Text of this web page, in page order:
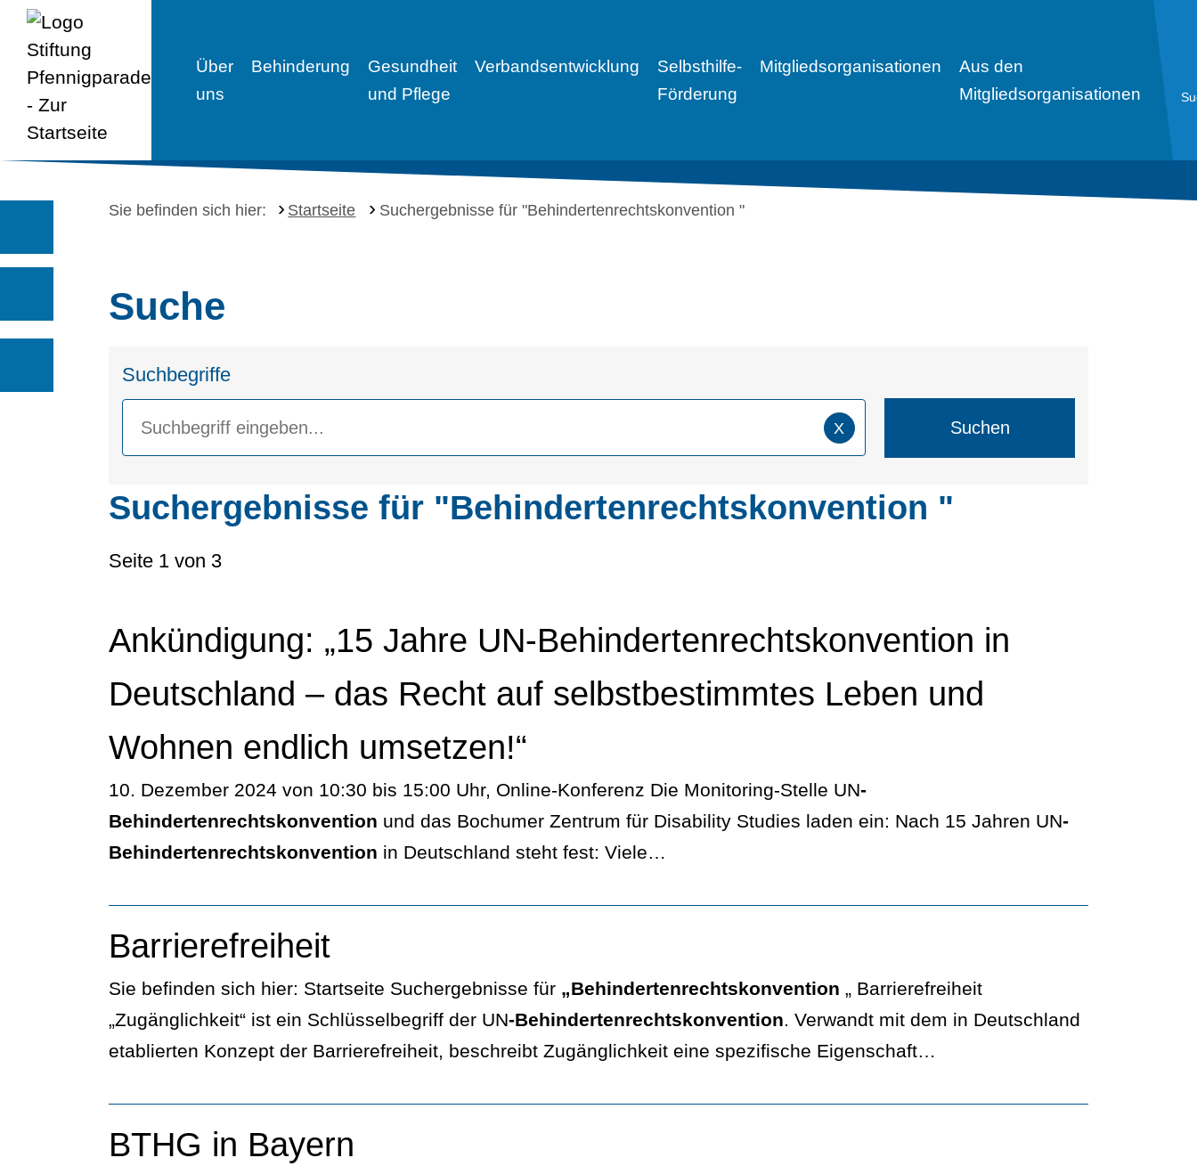
Über
uns
Behinderung
Gesundheit
und Pflege
Verbandsentwicklung
Selbsthilfe-
Förderung
Mitgliedsorganisationen
Aus den
Mitgliedsorganisationen
Sie befinden sich hier: Startseite Suchergebnisse für "Behindertenrechtskonvention "
Suche
Suchbegriffe
X Suchen
Suchergebnisse für "Behindertenrechtskonvention "
Seite 1 von 3
Ankündigung: „15 Jahre UN-Behindertenrechtskonvention in
Deutschland – das Recht auf selbstbestimmtes Leben und
Wohnen endlich umsetzen!“
10. Dezember 2024 von 10:30 bis 15:00 Uhr, Online-Konferenz Die Monitoring-Stelle UN-
Behindertenrechtskonvention und das Bochumer Zentrum für Disability Studies laden ein: Nach 15 Jahren UN-
Behindertenrechtskonvention in Deutschland steht fest: Viele…
Barrierefreiheit
Sie befinden sich hier: Startseite Suchergebnisse für „Behindertenrechtskonvention „ Barrierefreiheit
„Zugänglichkeit“ ist ein Schlüsselbegriff der UN-Behindertenrechtskonvention. Verwandt mit dem in Deutschland
etablierten Konzept der Barrierefreiheit, beschreibt Zugänglichkeit eine spezifische Eigenschaft…
BTHG in Bayern